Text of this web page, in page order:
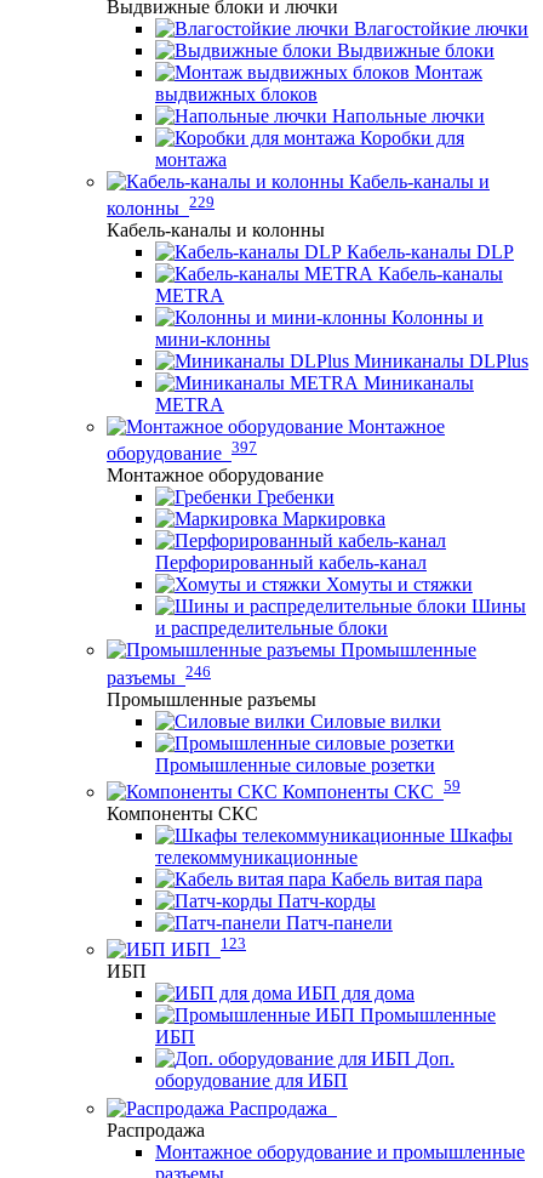
Выдвижные блоки и лючки
Влагостойкие лючки
Выдвижные блоки
Монтаж
выдвижных блоков
Напольные лючки
Коробки для
монтажа
Кабель-каналы и
колонны 229
Кабель-каналы и колонны
Кабель-каналы DLP
Кабель-каналы
METRA
Колонны и
мини-клонны
Миниканалы DLPlus
Миниканалы
METRA
Монтажное
оборудование 397
Монтажное оборудование
Гребенки
Маркировка
Перфорированный кабель-канал
Хомуты и стяжки
Шины
и распределительные блоки
Промышленные
разъемы 246
Промышленные разъемы
Силовые вилки
Промышленные силовые розетки
Компоненты СКС 59
Компоненты СКС
Шкафы
телекоммуникационные
Кабель витая пара
Патч-корды
Патч-панели
ИБП
123
ИБП
ИБП для дома
Промышленные
ИБП
Доп.
оборудование для ИБП
Распродажа
Распродажа
Монтажное оборудование и промышленные
разъемы